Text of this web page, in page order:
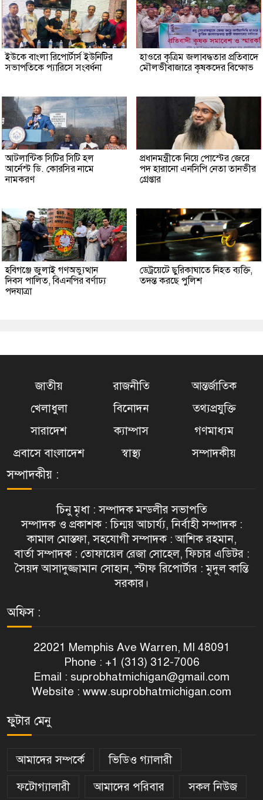
ইউকে বাংলা রিপোর্টার্স ইউনিটির
সভাপতিকে প্যারিসে সংবর্ধনা
হাওরে কৃত্রিম জলাবদ্ধতার প্রতিবাদে
মৌলভীবাজারে কৃষকদের বিক্ষোভ
আটলান্টিক সিটির সিটি হল
আর্নেস্ট ডি. কোরসির নামে
নামকরণ
প্রধানমন্ত্রীকে নিয়ে পোস্টের জেরে
পদ হারানো এনসিপি নেতা তানভীর
গ্রেপ্তার
হবিগঞ্জে জুলাই গণঅভ্যুত্থান
দিবস পালিত, বিএনপির বর্ণাঢ্য
পদযাত্রা
ডেট্রয়েটে ছুরিকাঘাতে নিহত ব্যক্তি,
তদন্ত করছে পুলিশ
জাতীয় রাজনীতি
আন্তর্জাতিক
খেলাধুলা
বিনোদন
তথ্যপ্রযুক্তি
সারাদেশ
ক্যাম্পাস
গণমাধ্যম
প্রবাসে বাংলাদেশ
স্বাস্থ্য সম্পাদকীয়
সম্পাদকীয় :
চিনু মৃধা : সম্পাদক মন্ডলীর সভাপতি
সম্পাদক ও প্রকাশক : চিন্ময় আচার্য্য, নির্বাহী সম্পাদক :
কামাল মোস্তফা, সহযোগী সম্পাদক : আশিক রহমান,
বার্তা সম্পাদক : তোফায়েল রেজা সোহেল, ফিচার এডিটর :
সৈয়দ আসাদুজ্জামান সোহান, স্টাফ রিপোর্টার : মৃদুল কান্তি
সরকার।
অফিস :
22021 Memphis Ave Warren, MI 48091
Phone : +1 (313) 312-7006
Email : suprobhatmichigan@gmail.com
Website : www.suprobhatmichigan.com
ফুটার মেনু
আমাদের সম্পর্কে
ভিডিও গ্যালারী
ফটোগ্যালারী
আমাদের পরিবার সকল নিউজ